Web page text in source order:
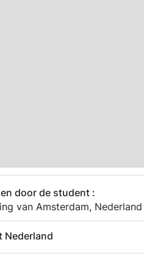
door de student :
van Amsterdam, Nederland
Nederland